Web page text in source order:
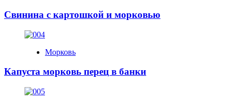
Свинина с картошкой и морковью
Морковь
Капуста морковь перец в банки